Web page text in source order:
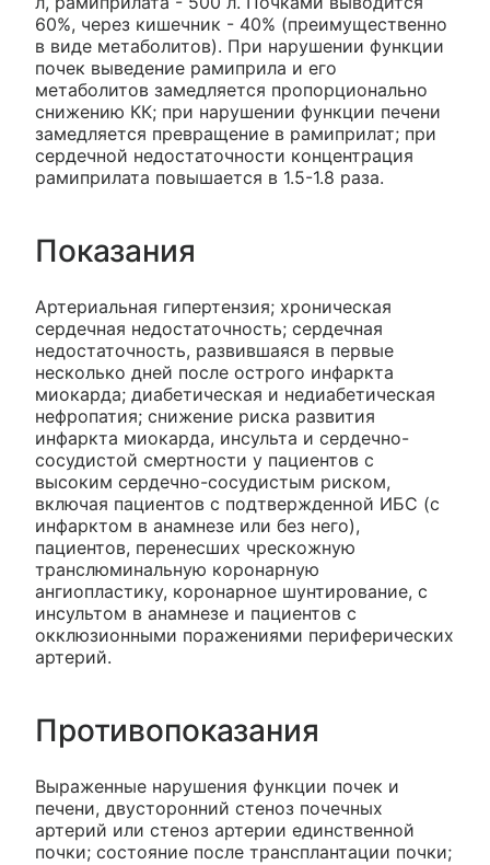
60%, через кишечник - 40% (преимущественно
в виде метаболитов). При нарушении функции
почек выведение рамиприла и его
метаболитов замедляется пропорционально
снижению КК; при нарушении функции печени
замедляется превращение в рамиприлат; при
сердечной недостаточности концентрация
рамиприлата повышается в 1.5-1.8 раза.
Показания
Артериальная гипертензия; хроническая
сердечная недостаточность; сердечная
недостаточность, развившаяся в первые
несколько дней после острого инфаркта
миокарда; диабетическая и недиабетическая
нефропатия; снижение риска развития
инфаркта миокарда, инсульта и сердечно-
сосудистой смертности у пациентов с
высоким сердечно-сосудистым риском,
включая пациентов с подтвержденной ИБС (с
инфарктом в анамнезе или без него),
пациентов, перенесших чрескожную
транслюминальную коронарную
ангиопластику, коронарное шунтирование, с
инсультом в анамнезе и пациентов с
окклюзионными поражениями периферических
артерий.
Противопоказания
Выраженные нарушения функции почек и
печени, двусторонний стеноз почечных
артерий или стеноз артерии единственной
почки; состояние после трансплантации почки;